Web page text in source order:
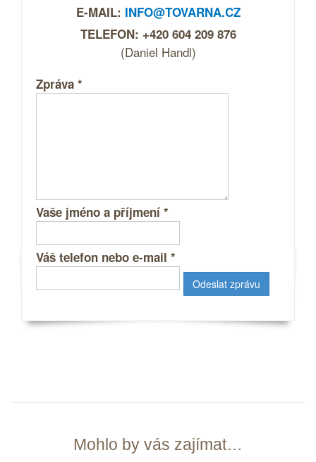
E-MAIL: INFO@TOVARNA.CZ
TELEFON: +420 604 209 876
(Daniel Handl)
Zpráva *
Vaše jméno a příjmení *
Váš telefon nebo e-mail *
Mohlo by vás zajímat…